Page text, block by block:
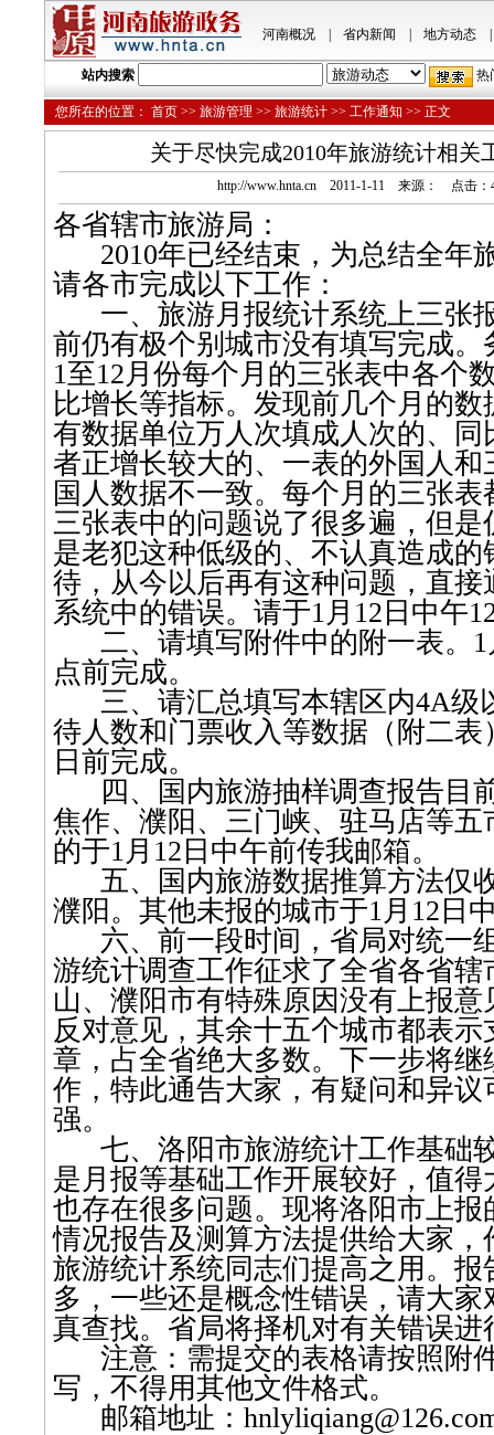
河南概况| 省内新闻 地方动态|
站内搜索 热
您所在的位置： 首页 >> 旅游管理 >> 旅游统计 >> 工作通知 >> 正文
关于尽快完成2010年旅游统计相关
http://www.hnta.cn 2011-1-11 来源： 点击：
各省辖市旅游局：
2010年已经结束，为总结全年
请各市完成以下工作：
一、旅游月报统计系统上三张
前仍有极个别城市没有填写完成。
1至12月份每个月的三张表中各个
比增长等指标。发现前几个月的
有数据单位万人次填成人次的、同
者正增长较大的、一表的外国人和
国人数据不一致。每个月的三张
三张表中的问题说了很多遍，但是
是老犯这种低级的、不认真造成的
待，从今以后再有这种问题，直接
系统中的错误。请于1月 12 日中午
二、请填写附件中的附一表。 1
点前完成。
三、请汇总填写本辖区内4A级
待人数和门票收入等数据（附二表
日前完成。
四、国内旅游抽样调查报告目
焦作、濮阳、三门峡、驻马店等五
的于1月 12 日中午前传我邮箱。
五、国内旅游数据推算方法仅
濮阳。其他未报的城市于1月 12 日
六、前一段时间，省局对统一
游统计调查工作征求了全省各省辖
山、濮阳市有特殊原因没有上报意
反对意见，其余十五个城市都表示
章，占全省绝大多数。下一步将继
作，特此通告大家，有疑问和异议
强。
七、洛阳市旅游统计工作基础
是月报等基础工作开展较好，值得
也存在很多问题。现将洛阳市上报
情况报告及测算方法提供给大家，
旅游统计系统同志们提高之用。报
多，一些还是概念性错误，请大家
真查找。省局将择机对有关错误进
注意：需提交的表格请按照附
写，不得用其他文件格式。
邮箱地址：